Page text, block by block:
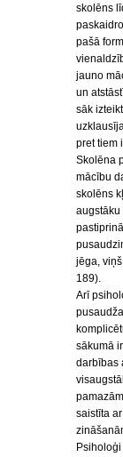
skolēns
pašā
jauno
un
sāk
pret tiem
Skolēna
mācību
skolēns
jēga,
189).
Arī
sākumā
darbības
saistīta